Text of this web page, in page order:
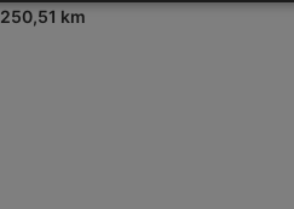
250,51 km